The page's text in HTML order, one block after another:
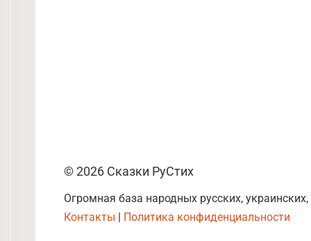
© 2026 Сказки РуСтих
Огромная база народных русских,
Контакты | Политика конфиденциальности